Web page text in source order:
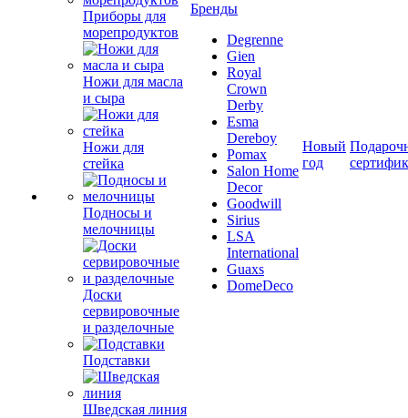
Приборы для
морепродуктов
Ножи для масла
и сыра
Ножи для
стейка
Подносы и
мелочницы
Доски
сервировочные
и разделочные
Подставки
Шведская линия
Бренды
Degrenne
Gien
Royal
Crown
Derby
Esma
Dereboy
Pomax
Salon Home
Decor
Goodwill
Sirius
LSA
International
Guaxs
DomeDeco
Новый
год